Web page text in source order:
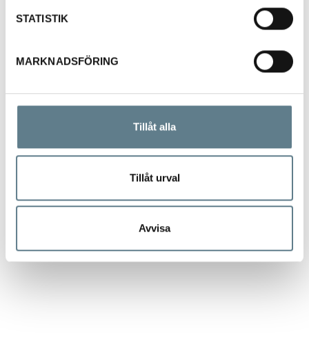
STATISTIK
MARKNADSFÖRING
Tillåt alla
Tillåt urval
Avvisa
lokaler. 3 år senare tas
badrumsartiklar och 2010